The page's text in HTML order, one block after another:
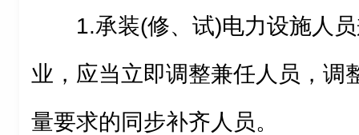
1.承装(修、试)电力设施人
业，应当立即调整兼任人员，调
量要求的同步补齐人员。